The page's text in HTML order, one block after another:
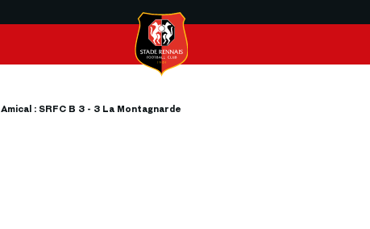
Amical : SRFC B 3 - 3 La Montagnarde